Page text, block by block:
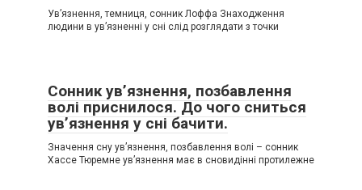
Ув’язнення, темниця, сонник Лоффа Знаходження
людини в ув’язненні у сні слід розглядати з точки
Сонник ув’язнення, позбавлення
волі приснилося. До чого сниться
ув’язнення у сні бачити.
Значення сну ув’язнення, позбавлення волі – сонник
Хассе Тюремне ув’язнення має в сновидінні протилежне